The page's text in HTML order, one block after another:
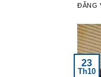
ĐĂNG
23
Th10